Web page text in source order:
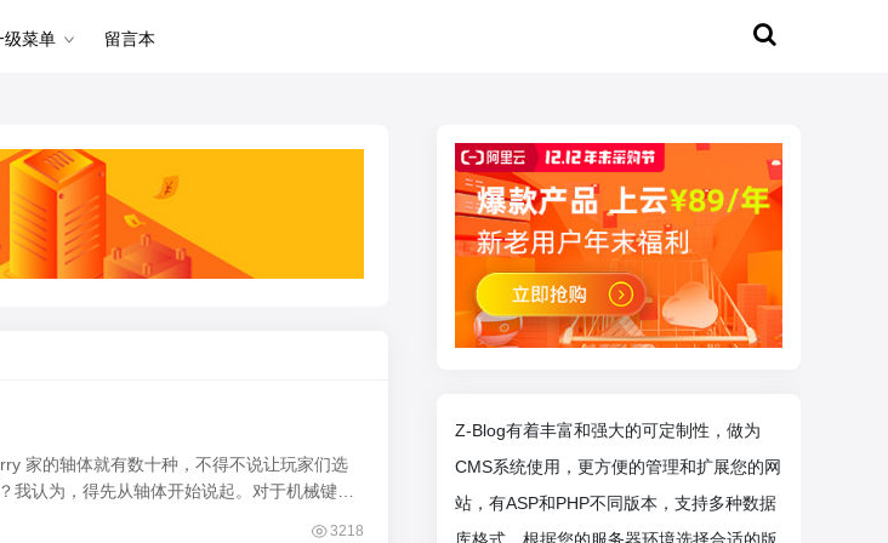
级菜单 留言本
家的轴体就有数十种，不得不说让玩家们选
我认为，得先从轴体开始说起。对于机械键盘
3218
Z-Blog有着丰富和强大的可定制性，做为
CMS系统使用，更方便的管理和扩展您的网
站，有ASP和PHP不同版本，支持多种数据
库格式，根据您的服务器环境选择合适的版